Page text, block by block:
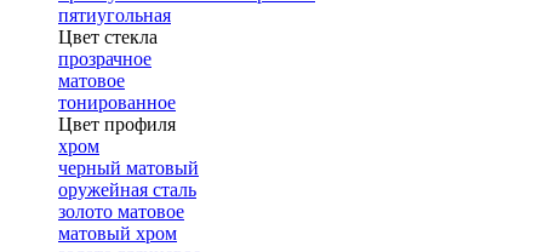
пятиугольная
Цвет стекла
прозрачное
матовое
тонированное
Цвет профиля
хром
черный матовый
оружейная сталь
золото матовое
матовый хром